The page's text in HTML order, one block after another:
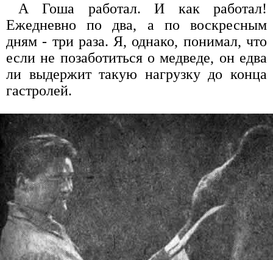
А Гоша работал. И как работал!
Ежедневно по два, а по воскресным
дням - три раза. Я, однако, понимал, что
если не позаботиться о медведе, он едва
ли выдержит такую нагрузку до конца
гастролей.